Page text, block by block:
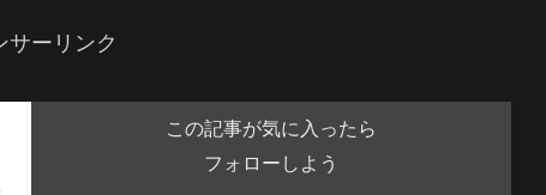
サーリンク
この記事が気に入ったら
フォローしよう